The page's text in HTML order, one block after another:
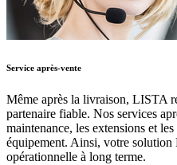
Service après-vente
Même après la livraison, LISTA
partenaire fiable. Nos services
maintenance, les extensions et
équipement. Ainsi, votre solution
opérationnelle à long terme.